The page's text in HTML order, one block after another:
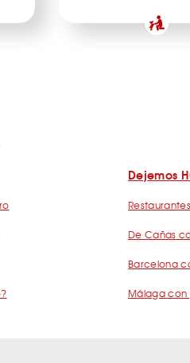
Dejemos
De Cañas
Barcelona
Málaga con